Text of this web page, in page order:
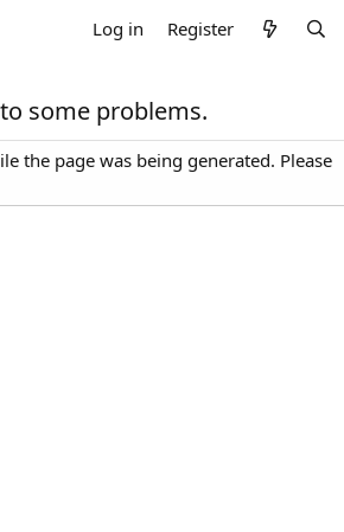
Log in Register
some problems.
the page was being generated. Please